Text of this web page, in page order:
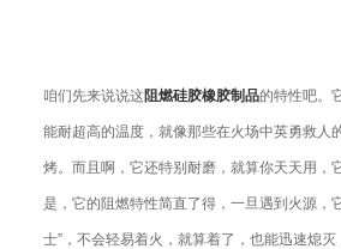
咱们先来说说这阻燃硅胶橡胶制品的特性吧。
能耐超高的温度，就像那些在火场中英勇救人
烤。而且啊，它还特别耐磨，就算你天天用，
是，它的阻燃特性简直了得，一旦遇到火源，
士”，不会轻易着火，就算着了，也能迅速熄